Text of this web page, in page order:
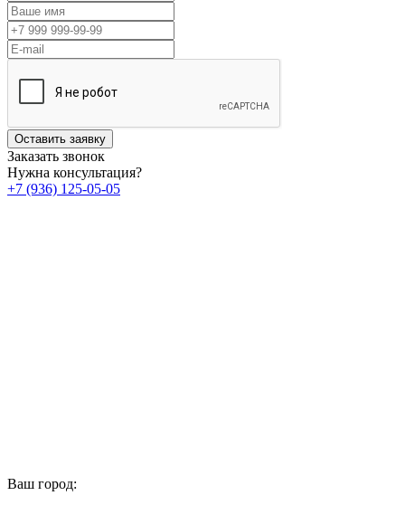
Оставить заявку
Заказать звонок
Нужна консультация?
+7 (936) 125-05-05
Ваш город: